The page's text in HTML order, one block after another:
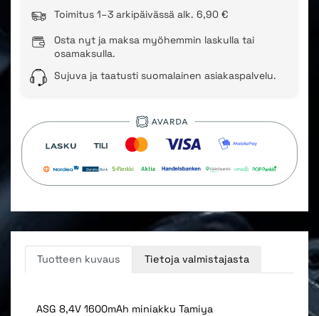
Toimitus 1–3 arkipäivässä alk. 6,90 €
Osta nyt ja maksa myöhemmin laskulla tai
osamaksulla.
Sujuva ja taatusti suomalainen asiakaspalvelu.
Tuotteen kuvaus Tietoja valmistajasta
ASG 8,4V 1600mAh miniakku Tamiya